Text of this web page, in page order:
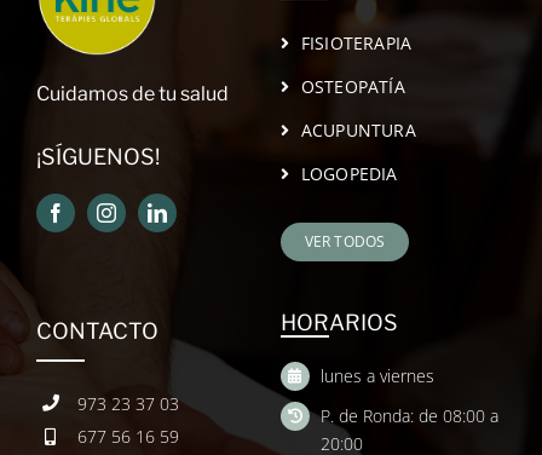
Cuidamos de tu salud
¡SÍGUENOS!
FISIOTERAPIA
OSTEOPATÍA
ACUPUNTURA
LOGOPEDIA
VER TODOS
CONTACTO
973 23 37 03
677 56 16 59
HORARIOS
lunes a viernes
P. de Ronda: de 08:00 a
20:00